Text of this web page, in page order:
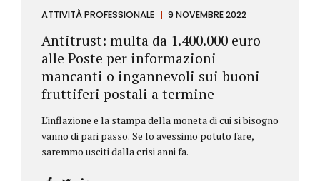
ATTIVITÀ PROFESSIONALE 9 NOVEMBRE 2022
Antitrust: multa da 1.400.000 euro
alle Poste per informazioni
mancanti o ingannevoli sui buoni
fruttiferi postali a termine
L'inflazione e la stampa della moneta di cui si bisogno
vanno di pari passo. Se lo avessimo potuto fare,
saremmo usciti dalla crisi anni fa.